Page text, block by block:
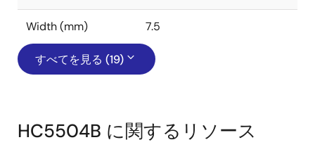
Width (mm) 7.5
すべてを見る (19)
HC5504B に関するリソース